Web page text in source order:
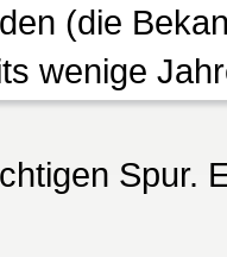
(die
wenige
Spur.